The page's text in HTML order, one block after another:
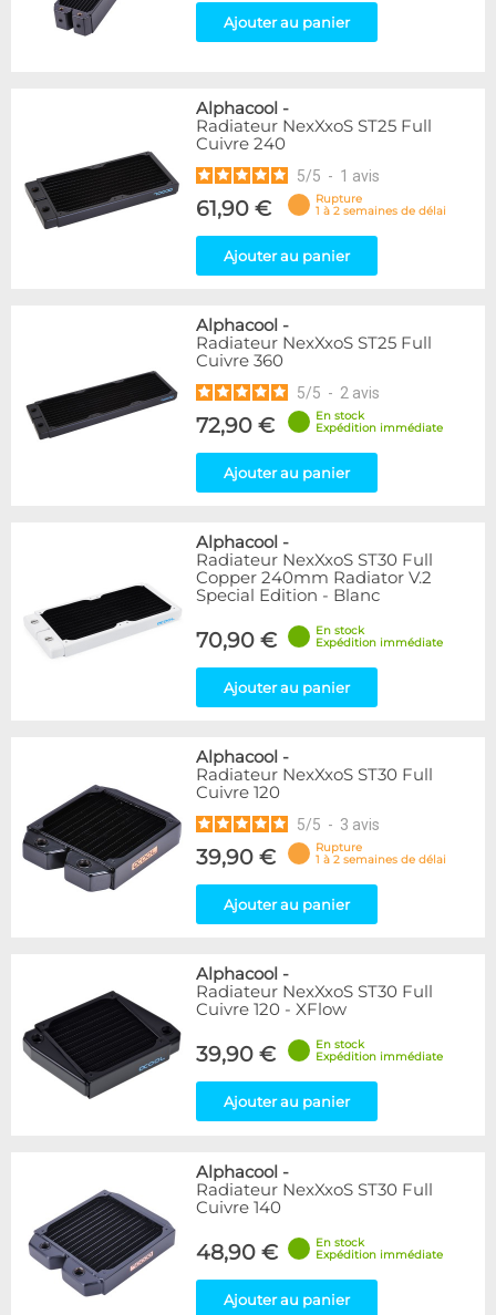
Ajouter au panier
Alphacool -
Radiateur NexXxoS ST25 Full
Cuivre 240
5/5 - 1 avis
61,90 €
Rupture
1 à 2 semaines de délai
Ajouter au panier
Alphacool -
Radiateur NexXxoS ST25 Full
Cuivre 360
5/5 - 2 avis
72,90 €
En stock
Expédition immédiate
Ajouter au panier
Alphacool -
Radiateur NexXxoS ST30 Full
Copper 240mm Radiator V.2
Special Edition - Blanc
70,90 €
En stock
Expédition immédiate
Ajouter au panier
Alphacool -
Radiateur NexXxoS ST30 Full
Cuivre 120
5/5 - 3 avis
39,90 €
Rupture
1 à 2 semaines de délai
Ajouter au panier
Alphacool -
Radiateur NexXxoS ST30 Full
Cuivre 120 - XFlow
39,90 €
En stock
Expédition immédiate
Ajouter au panier
Alphacool -
Radiateur NexXxoS ST30 Full
Cuivre 140
48,90 €
En stock
Expédition immédiate
Ajouter au panier